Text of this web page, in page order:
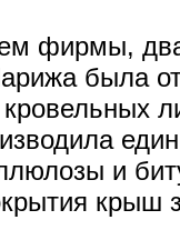
фирмы,
была
кровельных
и
крыш